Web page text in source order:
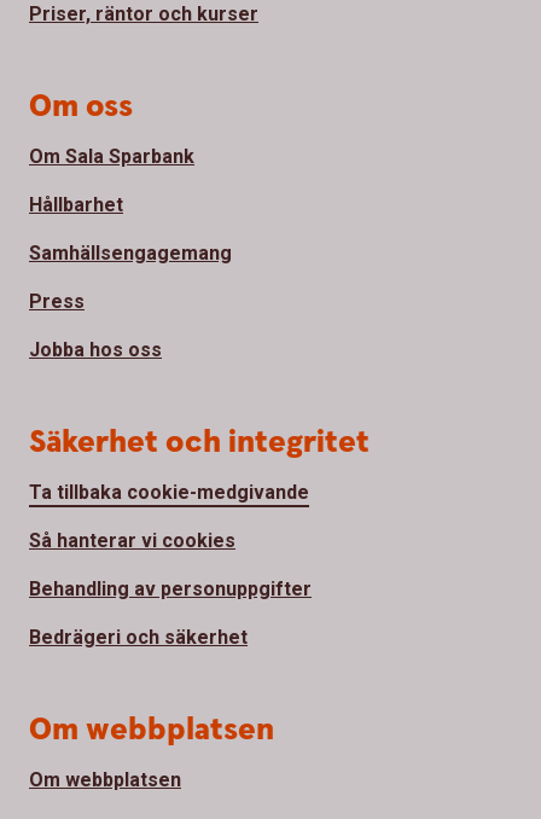
Priser, räntor och kurser
Om oss
Om Sala Sparbank
Hållbarhet
Samhällsengagemang
Press
Jobba hos oss
Säkerhet och integritet
Ta tillbaka cookie-medgivande
Så hanterar vi cookies
Behandling av personuppgifter
Bedrägeri och säkerhet
Om webbplatsen
Om webbplatsen